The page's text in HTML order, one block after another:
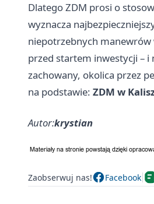
Dlatego ZDM prosi o
wyznacza
niepotrzebnych manewrów
przed startem inwestycji – i
zachowany, okolica przez
na podstawie: ZDM w
Autor:krystian
Zaobserwuj nas! Facebook